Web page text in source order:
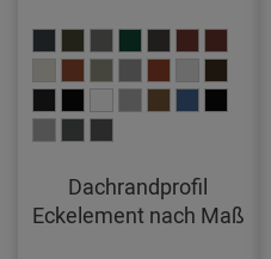
Dachrandprofil
Eckelement nach Maß